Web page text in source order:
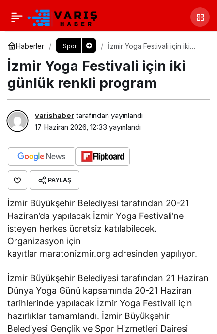
Haberler Spor
İzmir Yoga Festivali için iki
İzmir Yoga Festivali için iki
günlük renkli program
varishaber tarafından yayınlandı
17 Haziran 2026, 12:33 yayınlandı
PAYLAŞ
İzmir Büyükşehir Belediyesi tarafından 20-21
Haziran’da yapılacak İzmir Yoga Festivali’ne
isteyen herkes ücretsiz katılabilecek.
Organizasyon için
kayıtlar maratonizmir.org adresinden yapılıyor.
İzmir Büyükşehir Belediyesi tarafından 21 Haziran
Dünya Yoga Günü kapsamında 20-21 Haziran
tarihlerinde yapılacak İzmir Yoga Festivali için
hazırlıklar tamamlandı. İzmir Büyükşehir
Belediyesi Gençlik ve Spor Hizmetleri Dairesi